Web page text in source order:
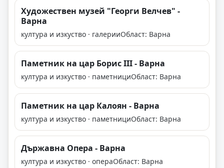
Художествен музей "Георги Велчев" -
Варна
култура и изкуство · галерииОбласт: Варна
Паметник на цар Борис III - Варна
култура и изкуство · паметнициОбласт: Варна
Паметник на цар Калоян - Варна
култура и изкуство · паметнициОбласт: Варна
Държавна Опера - Варна
култура и изкуство · операОбласт: Варна